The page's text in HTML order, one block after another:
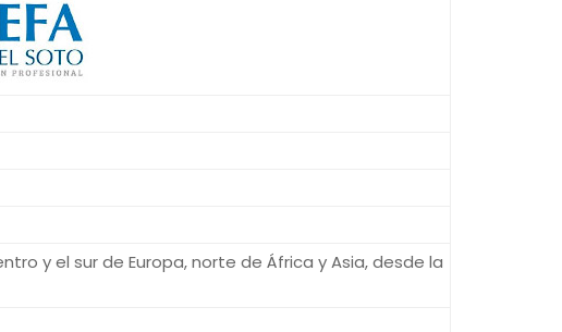
y el sur de Europa, norte de África y Asia, desde la